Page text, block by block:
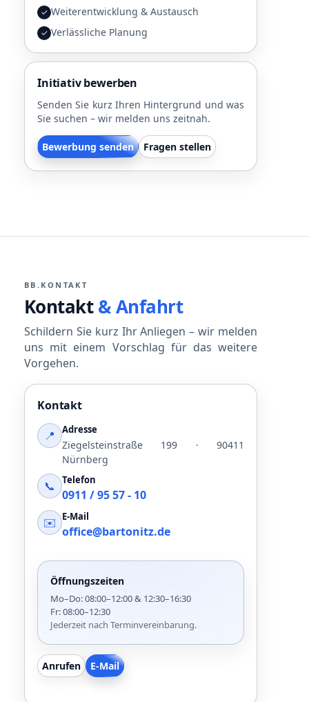
✓ Weiterentwicklung & Austausch
✓ Verlässliche Planung
Initiativ bewerben
Senden Sie kurz Ihren Hintergrund und was
Sie suchen – wir melden uns zeitnah.
Bewerbung senden Fragen stellen
BB.KONTAKT
Kontakt& Anfahrt
Schildern Sie kurz Ihr Anliegen – wir melden
uns mit einem Vorschlag für das weitere
Vorgehen.
Kontakt
📍
Adresse
Ziegelsteinstraße 199 · 90411
Nürnberg
📞 Telefon
0911 / 95 57 - 10
✉️
E-Mail
office@bartonitz.de
Öffnungszeiten
Mo–Do: 08:00–12:00 & 12:30–16:30
Fr: 08:00–12:30
Jederzeit nach Terminvereinbarung.
Anrufen E-Mail